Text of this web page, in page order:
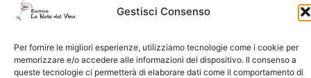
Gestisci Consenso
Per fornire le migliori esperienze, utilizziamo tecnologie come i cookie per
memorizzare e/o accedere alle informazioni del dispositivo. Il consenso a
queste tecnologie ci permetterà di elaborare dati come il comportamento di
318942
ti.onivledetonel
@oaic